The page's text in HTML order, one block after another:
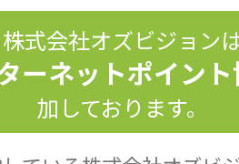
株式会社オズビジョン
ーネットポイン
加しております。